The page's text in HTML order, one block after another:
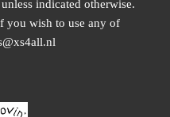
indicated otherwise.
you wish to use any of